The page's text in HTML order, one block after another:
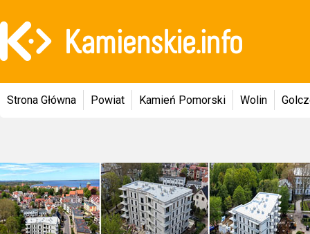
Strona Główna Powiat Kamień Pomorski Wolin